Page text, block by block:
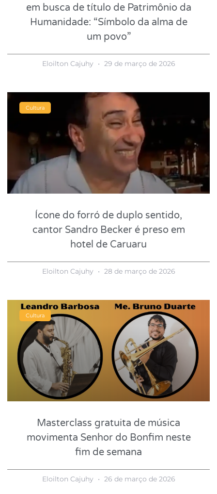
em busca de título de Patrimônio da
Humanidade: “Símbolo da alma de
um povo”
Eloilton Cajuhy 29 de março de 2026
Cultura
Ícone do forró de duplo sentido,
cantor Sandro Becker é preso em
hotel de Caruaru
Eloilton Cajuhy 28 de março de 2026
Cultura
Masterclass gratuita de música
movimenta Senhor do Bonfim neste
fim de semana
Eloilton Cajuhy 26 de março de 2026